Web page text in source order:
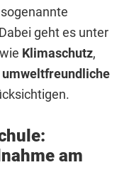
geht es unter
Klimaschutz,
umweltfreundliche
am